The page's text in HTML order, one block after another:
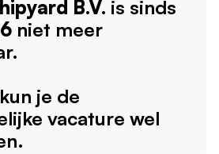
B.V. is sinds
niet meer
je de
vacature wel